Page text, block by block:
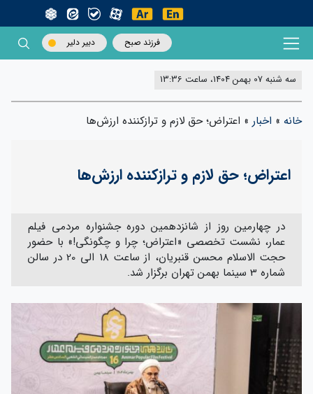
فرزند صبح دبیر دلیر
سه شنبه 07 بهمن 1404، ساعت 13:36
خانه » اخبار » اعتراض؛ حق لازم و ترازکننده ارزش‌ها
اعتراض؛ حق لازم و ترازکننده ارزش‌ها
در چهارمین روز از شانزدهمین دوره جشنواره مردمی فیلم
عمار، نشست تخصصی «اعتراض؛ چرا و چگونگی!» با حضور
حجت الاسلام محسن قنبریان، از ساعت 18 الی 20 در سالن
شماره 3 سینما بهمن تهران برگزار شد.